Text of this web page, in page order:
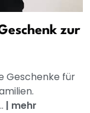
zur
Geschenke für
| mehr